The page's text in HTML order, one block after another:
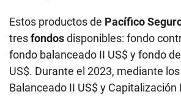
Estos productos de Pacífico
tresfondosdisponibles: fondo
fondo balanceado II US$ y fondo
US$. Durante el 2023, mediante los
Balanceado II US$ y Capitalización